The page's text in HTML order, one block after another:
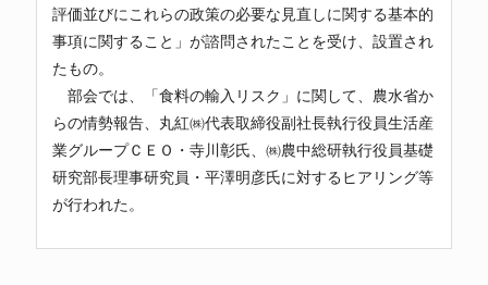
評価並びにこれらの政策の必要な見直しに関する基本的
事項に関すること」が諮問されたことを受け、設置され
たもの。
部会では、「食料の輸入リスク」に関して、農水省か
らの情勢報告、丸紅㈱代表取締役副社長執行役員生活産
業グループＣＥＯ・寺川彰氏、㈱農中総研執行役員基礎
研究部長理事研究員・平澤明彦氏に対するヒアリング等
が行われた。